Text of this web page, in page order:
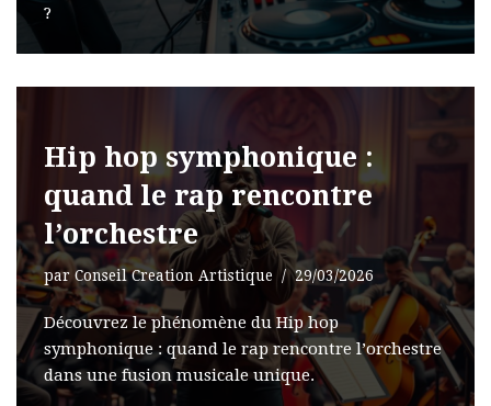
?
Hip hop symphonique :
quand le rap rencontre
l’orchestre
par Conseil Creation Artistique 29/03/2026
Découvrez le phénomène du Hip hop
symphonique : quand le rap rencontre l’orchestre
dans une fusion musicale unique.